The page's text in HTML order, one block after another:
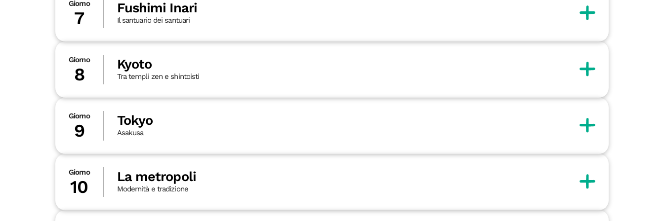
Giorno
7 Fushimi Inari
Il santuario dei santuari
Giorno
8 Kyoto
Tra templi zen e shintoisti
Giorno
9 Tokyo
Asakusa
Giorno
10 La metropoli
Modernità e tradizione